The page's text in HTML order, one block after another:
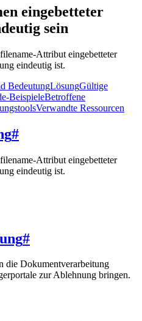
eingebetteter
sein
Attribut eingebetteter
eindeutig ist.
BedeutungLösungGültige
BeispieleBetroffene
Verwandte Ressourcen
#
Attribut eingebetteter
eindeutig ist.
#
die Dokumentverarbeitung
zur Ablehnung bringen.